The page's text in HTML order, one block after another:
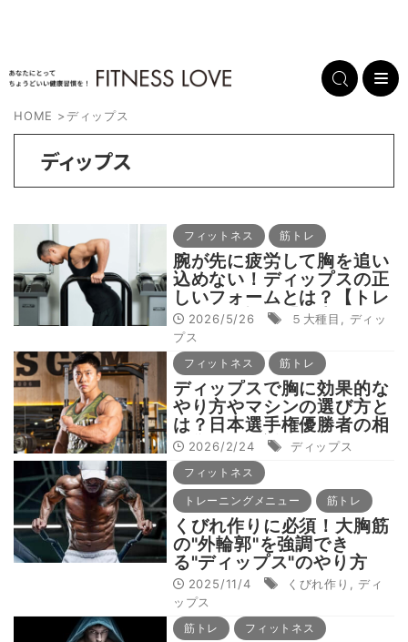
HOME >ディップス
ディップス
フィットネス 筋トレ
腕が先に疲労して胸を追い
込めない！ディップスの正
しいフォームとは？【トレ
ーニーが悩む「５大種目」
攻略ガイド❷】
2026/5/26 ５大種目
ディッ
プス
フィットネス 筋トレ
ディップスで胸に効果的な
やり方やマシンの選び方と
は？日本選手権優勝者の相
澤隼人が解説
2026/2/24 ディップス
フィットネス
トレーニングメニュー 筋トレ
くびれ作りに必須！大胸筋
の"外輪郭"を強調でき
る"ディップス"のやり方
2025/11/4 くびれ作り
ディ
ップス
筋トレ フィットネス